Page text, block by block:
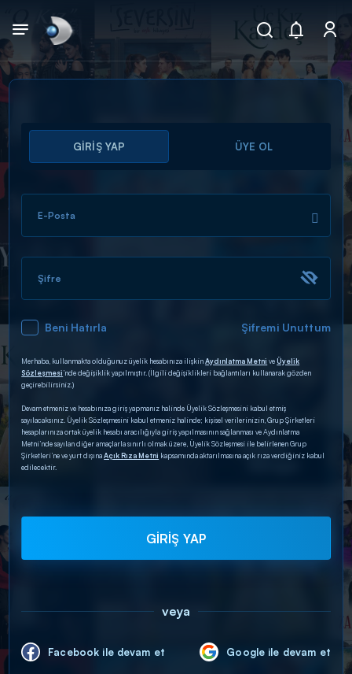
Arama
ARAMA SONUÇLARI
DİĞER SONUÇLAR
GİRİŞ YAP ÜYE OL
E-Posta
Şifre
Beni Hatırla Şifremi Unuttum
Merhaba, kullanmakta olduğunuz üyelik hesabınıza ilişkinAydınlatma Metni veÜyelik
Sözleşmesi’nde değişiklik yapılmıştır. (İlgili değişiklikleri bağlantıları kullanarak gözden
geçirebilirsiniz.)
Devam etmeniz ve hesabınıza giriş yapmanız halinde Üyelik Sözleşmesini kabul etmiş
sayılacaksınız. Üyelik Sözleşmesini kabul etmeniz halinde; kişisel verilerinizin, Grup Şirketleri
hesaplarınıza ortak üyelik hesabı aracılığıyla giriş yapılmasının sağlanması ve Aydınlatma
Metni’nde sayılan diğer amaçlarla sınırlı olmak üzere, Üyelik Sözleşmesi ile belirlenen Grup
Şirketleri’ne ve yurt dışınaAçık Rıza Metni kapsamında aktarılmasına açık rıza verdiğiniz kabul
edilecektir.
GİRİŞ YAP
veya
Facebook ile devam et Google ile devam et